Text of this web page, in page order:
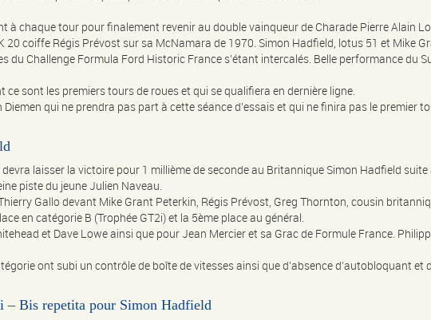
à chaque tour pour finalement revenir au double vainqueur de Charade Pierre Alain
20 coiffe Régis Prévost sur sa McNamara de 1970. Simon Hadfield, lotus 51 et Mike
du Challenge Formula Ford Historic France s’étant intercalés. Belle performance du
sont les premiers tours de roues et qui se qualifiera en dernière ligne.
qui ne prendra pas part à cette séance d’essais et qui ne finira pas le premier
laisser la victoire pour 1 millième de seconde au Britannique Simon Hadfield
piste du jeune Julien Naveau.
Gallo devant Mike Grant Peterkin, Régis Prévost, Greg Thornton, cousin
en catégorie B (Trophée GT2i) et la 5ème place au général.
et Dave Lowe ainsi que pour Jean Mercier et sa Grac de Formule France.
ont subi un contrôle de boîte de vitesses ainsi que d’absence d’autobloquant
– Bis repetita pour Simon Hadfield